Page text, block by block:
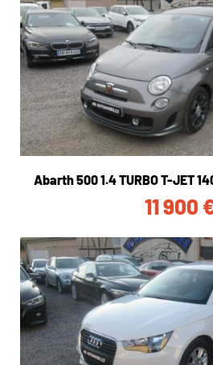
Abarth 500 1.4 TURBO T-JET
11 900